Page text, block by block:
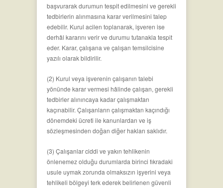
başvurarak durumun tespit edilmesini ve gerekli
tedbirlerin alınmasına karar verilmesini talep
edebilir. Kurul acilen toplanarak, işveren ise
derhâl kararını verir ve durumu tutanakla tespit
eder. Karar, çalışana ve çalışan temsilcisine
yazılı olarak bildirilir.
(2) Kurul veya işverenin çalışanın talebi
yönünde karar vermesi hâlinde çalışan, gerekli
tedbirler alınıncaya kadar çalışmaktan
kaçınabilir. Çalışanların çalışmaktan kaçındığı
dönemdeki ücreti ile kanunlardan ve iş
sözleşmesinden doğan diğer hakları saklıdır.
(3) Çalışanlar ciddi ve yakın tehlikenin
önlenemez olduğu durumlarda birinci fıkradaki
usule uymak zorunda olmaksızın işyerini veya
tehlikeli bölgeyi terk ederek belirlenen güvenli